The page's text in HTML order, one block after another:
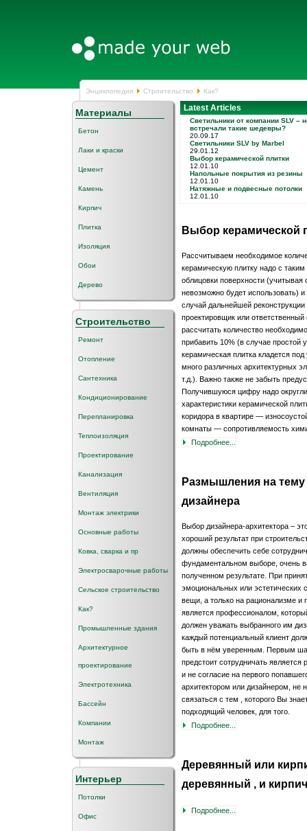
Энциклопедия Строительство Как?
Материалы
Бетон
Лаки и краски
Цемент
Камень
Кирпич
Плитка
Изоляция
Обои
Дерево
Строительство
Ремонт
Отопление
Сантехника
Кондиционирование
Перепланировка
Теплоизоляция
Проектирование
Канализация
Вентиляция
Монтаж электрики
Основные работы
Ковка, сварка и пр
Электросварочные работы
Сельское строительство
Как?
Промышленные здания
Архитектурное
проектирование
Электротехника
Бассейн
Компании
Монтаж
Интерьер
Потолки
Офис
Latest Articles
Светильники от компании SLV –
встречали такие шедевры?
20.09.17
Светильники SLV by Marbel
29.01.12
Выбор керамической плитки
12.01.10
Напольные покрытия из резины
12.01.10
Натяжные и подвесные потолки
12.01.10
Выбор керамической
Рассчитываем необходимое
керамическую плитку надо с
облицовки поверхности (учитывая
невозможно будет использовать)
случай дальнейшей
проектировщик или
рассчитать количество
прибавить 10% (в случае простой
керамическая плитка кладется
много различных архитектурных
т.д.). Важно также не забыть
Получившуюся цифру надо
характеристики керамической
коридора в квартире —
комнаты — сопротивляемость
Подробнее...
Размышления на
дизайнера
Выбор дизайнера-архитектора –
хороший результат при
должны обеспечить себе
фундаментальном выборе, очень
полученном результате. При
эмоциональных или эстетических
вещи, а только на рационализме
является профессионалом,
должен уважать выбранного им
каждый потенциальный клиент
быть в нём уверенным. Первым
предстоит сотрудничать
и не согласие на первого
архитектором или дизайнером, не
связаться с тем , которого Вы
подходящий человек, для того.
Подробнее...
Деревянный или
деревянный , и
Подробнее...